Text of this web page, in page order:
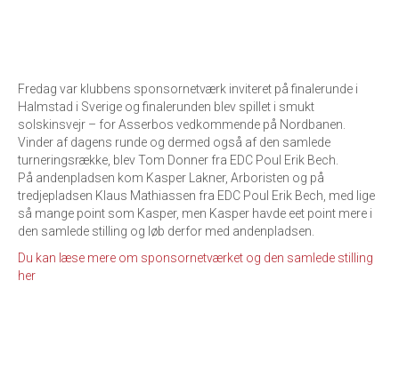
Fredag var klubbens sponsornetværk inviteret på finalerunde i
Halmstad i Sverige og finalerunden blev spillet i smukt
solskinsvejr – for Asserbos vedkommende på Nordbanen.
Vinder af dagens runde og dermed også af den samlede
turneringsrække, blev Tom Donner fra EDC Poul Erik Bech.
På andenpladsen kom Kasper Lakner, Arboristen og på
tredjepladsen Klaus Mathiassen fra EDC Poul Erik Bech, med lige
så mange point som Kasper, men Kasper havde eet point mere i
den samlede stilling og løb derfor med andenpladsen.
Du kan læse mere om sponsornetværket og den samlede stilling
her